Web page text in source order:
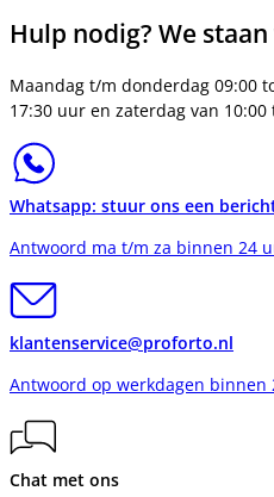
Hulp nodig? We
Maandag t/m donderdag 09:00
17:30 uur en zaterdag van
Whatsapp: stuur ons een
Antwoord ma t/m za binnen 24
klantenservice@proforto.nl
Antwoord op werkdagen binnen
Chat met ons